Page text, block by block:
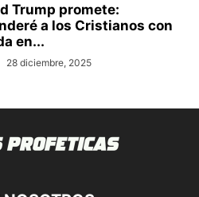
Trump promete:
a los Cristianos con
en...
28 diciembre, 2025